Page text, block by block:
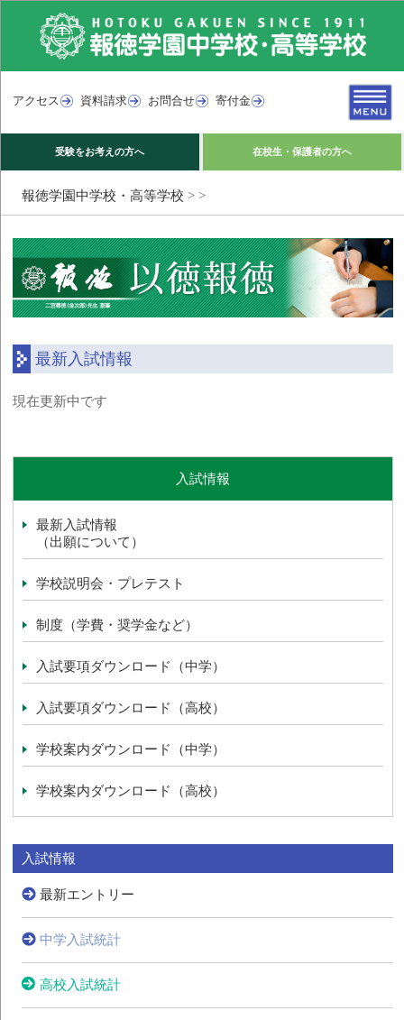
アクセス 資料請求 お問合せ 寄付金
受験をお考えの方へ 在校生・保護者の方へ
報徳学園中学校・高等学校 > >
最新入試情報
現在更新中です
入試情報
最新入試情報
（出願について）
学校説明会・プレテスト
制度（学費・奨学金など）
入試要項ダウンロード（中学）
入試要項ダウンロード（高校）
学校案内ダウンロード（中学）
学校案内ダウンロード（高校）
入試情報
最新エントリー
中学入試統計
高校入試統計